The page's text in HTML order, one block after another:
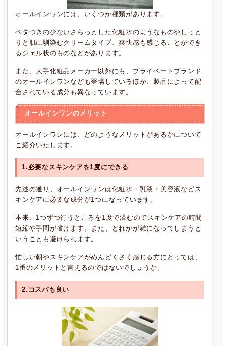
オールインワンには、いくつか種類があります。
ベタつきの少ないさらっとした化粧水のようなものやしっと
りと肌に馴染むクリームタイプ、爽快感も感じることができ
るジェル状のものなどがあります。
また、大手化粧品メーカー以外にも、プライベートブランド
のオールインワンなども登場しているほか、製品によって配
合されている成分も異なっています。
オールインワンのメリット
オールインワンには、どのようなメリットがあるかについて
ご紹介いたします。
1.必要なスキンケアを1度にできる
先述の通り、オールインワンは化粧水・乳液・美容液などス
キンケアに必要な成分が1つになっています。
本来、1つずつ行うところを1度で済むのでスキンケアの時間
短縮や手間が省けます。また、どれかが雑になってしまうと
いうことも避けられます。
忙しい朝やスキンケアがめんどくさく感じる方にとっては、
1番のメリットと言えるのではないでしょうか。
2.コスパも良い